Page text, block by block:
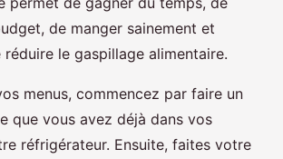
de manger sainement et
le gaspillage alimentaire.
menus, commencez par faire un
que vous avez déjà dans vos
réfrigérateur. Ensuite, faites votre